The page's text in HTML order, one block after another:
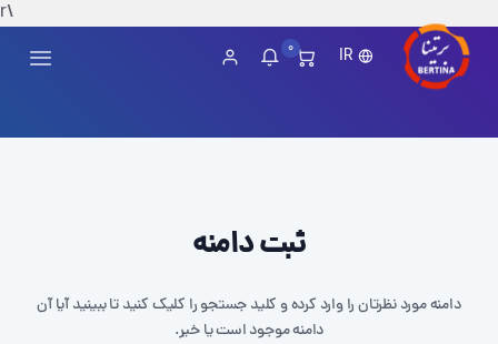
\r
IR
0
ثبت دامنه
دامنه مورد نظرتان را وارد کرده و کلید جستجو را کلیک کنید تا ببینید آیا آن
دامنه موجود است یا خیر.